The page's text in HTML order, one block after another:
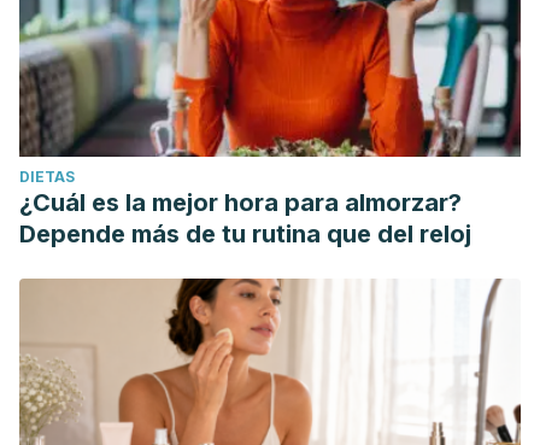
DIETAS
¿Cuál es la mejor hora para almorzar?
Depende más de tu rutina que del reloj